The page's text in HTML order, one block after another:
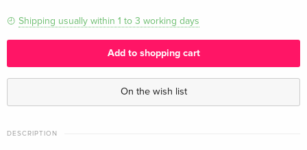
Shipping usually within 1 to 3 working days
Add to shopping cart
On the wish list
DESCRIPTION